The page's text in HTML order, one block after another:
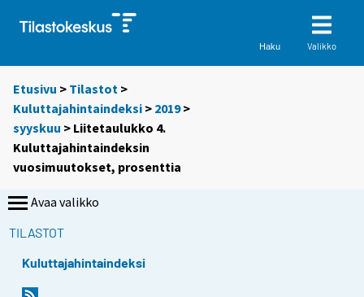
Haku Valikko
Etusivu > Tilastot >
Kuluttajahintaindeksi > 2019>
syyskuu > Liitetaulukko 4.
Kuluttajahintaindeksin
vuosimuutokset, prosenttia
Avaa valikko
TILASTOT
Kuluttajahintaindeksi